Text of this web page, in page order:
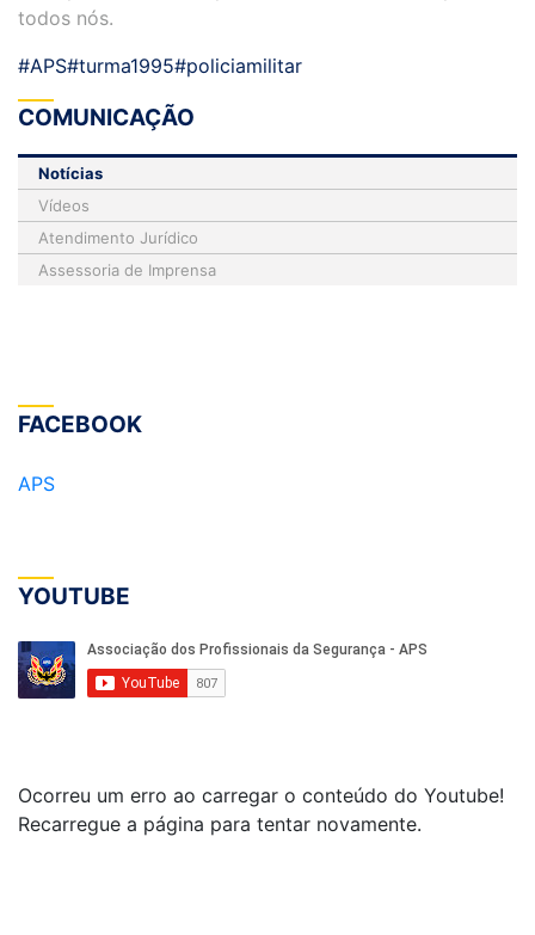
todos nós.
#APS#turma1995#policiamilitar
COMUNICAÇÃO
Notícias
Vídeos
Atendimento Jurídico
Assessoria de Imprensa
FACEBOOK
APS
YOUTUBE
Ocorreu um erro ao carregar o conteúdo do Youtube!
Recarregue a página para tentar novamente.